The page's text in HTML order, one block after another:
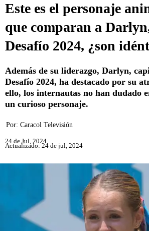
Este es el personaje
que comparan a
Desafío 2024, ¿son
Además de su liderazgo, Darlyn,
Desafío 2024, ha destacado por su
ello, los internautas no han dudado
un curioso personaje.
Por: Caracol Televisión
24 de Jul, 2024
Actualizado: 24 de jul, 2024